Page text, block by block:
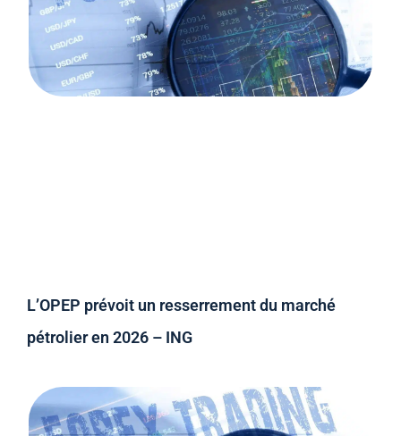
L’OPEP prévoit un resserrement du marché
pétrolier en 2026 – ING